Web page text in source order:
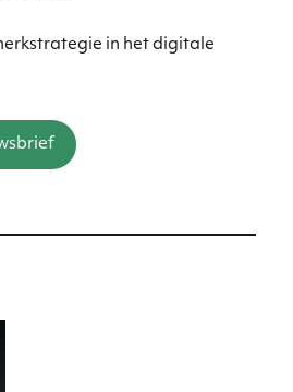
in het digitale